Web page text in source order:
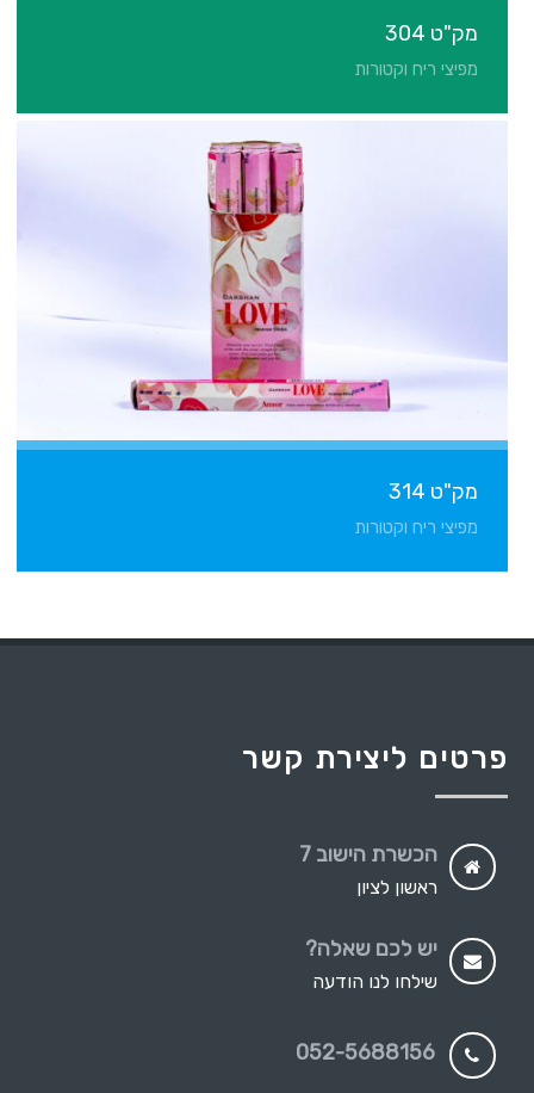
מק"ט 304
מפיצי ריח וקטורות
מק"ט 314
מפיצי ריח וקטורות
פרטים ליצירת קשר
הכשרת הישוב 7
ראשון לציון
יש לכם שאלה?
שילחו לנו הודעה
052-5688156